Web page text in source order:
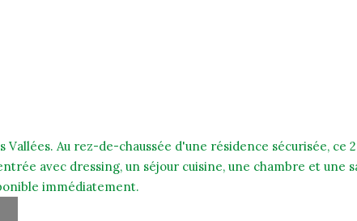
Vallées. Au rez-de-chaussée d'une résidence sécurisée, ce
avec dressing, un séjour cuisine, une chambre et une
immédiatement.